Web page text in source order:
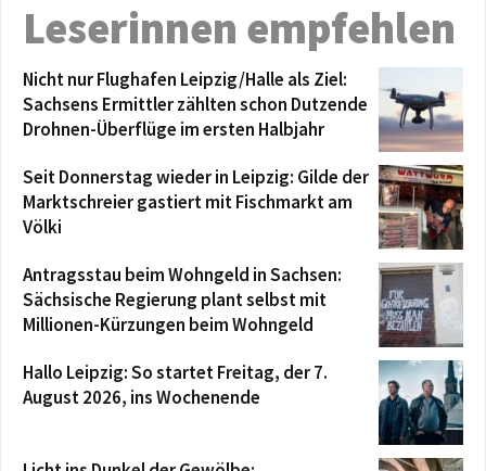
Leserinnen empfehlen
Nicht nur Flughafen Leipzig/Halle als Ziel:
Sachsens Ermittler zählten schon Dutzende
Drohnen-Überflüge im ersten Halbjahr
Seit Donnerstag wieder in Leipzig: Gilde der
Marktschreier gastiert mit Fischmarkt am
Völki
Antragsstau beim Wohngeld in Sachsen:
Sächsische Regierung plant selbst mit
Millionen-Kürzungen beim Wohngeld
Hallo Leipzig: So startet Freitag, der 7.
August 2026, ins Wochenende